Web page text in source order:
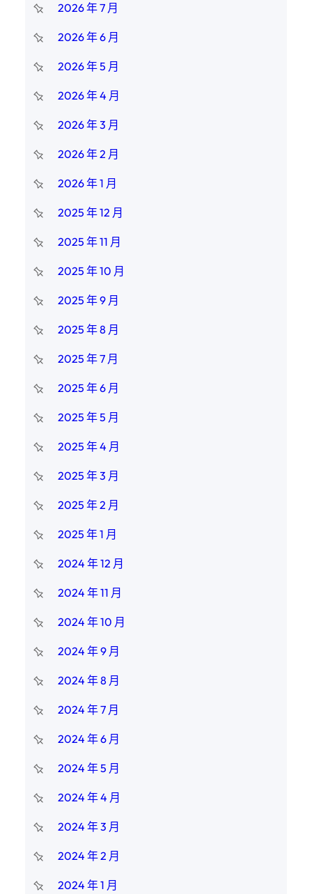
2026 年 7 月
2026 年 6 月
2026 年 5 月
2026 年 4 月
2026 年 3 月
2026 年 2 月
2026 年 1 月
2025 年 12 月
2025 年 11 月
2025 年 10 月
2025 年 9 月
2025 年 8 月
2025 年 7 月
2025 年 6 月
2025 年 5 月
2025 年 4 月
2025 年 3 月
2025 年 2 月
2025 年 1 月
2024 年 12 月
2024 年 11 月
2024 年 10 月
2024 年 9 月
2024 年 8 月
2024 年 7 月
2024 年 6 月
2024 年 5 月
2024 年 4 月
2024 年 3 月
2024 年 2 月
2024 年 1 月